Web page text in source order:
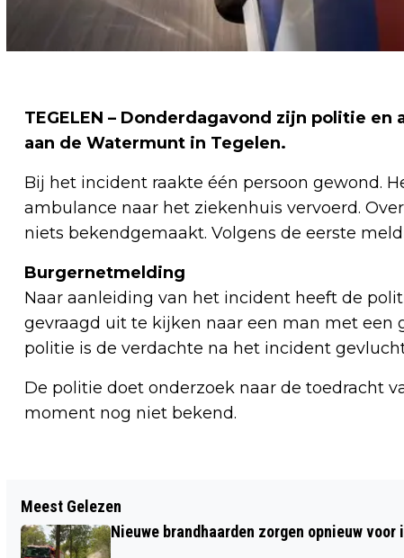
TEGELEN – Donderdagavond zijn politie
aan de Watermunt in Tegelen.
Bij het incident raakte één persoon gewond.
ambulance naar het ziekenhuis vervoerd.
niets bekendgemaakt. Volgens de eerste
Burgernetmelding
Naar aanleiding van het incident heeft de
gevraagd uit te kijken naar een man met een
politie is de verdachte na het incident
De politie doet onderzoek naar de toedracht
moment nog niet bekend.
HITTE IN NEDERLAND: SCHOLEN DICHT,
EXAMENS GESCHRAPT EN WERK
Meest Gelezen
Nieuwe brandhaarden zorgen opnieuw